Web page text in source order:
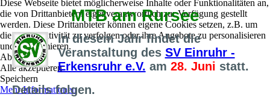
MTB am Rursee
In diesem Jahr findet die
Veranstaltung des SV Einruhr -
Erkensruhr e.V. am 28. Juni statt.
Details folgen.
Diese Webseite bietet möglicherweise Inhalte oder Funktionalitäten an,
die von Drittanbietern eigenverantwortlich zur Verfügung gestellt
werden. Diese Drittanbieter können eigene Cookies setzen, z.B. um
die Nutzeraktivität zu verfolgen oder ihre Angebote zu personalisieren
und zu optimieren.
Ablehnen
Alle akzeptieren
Speichern
Mehr Informationen